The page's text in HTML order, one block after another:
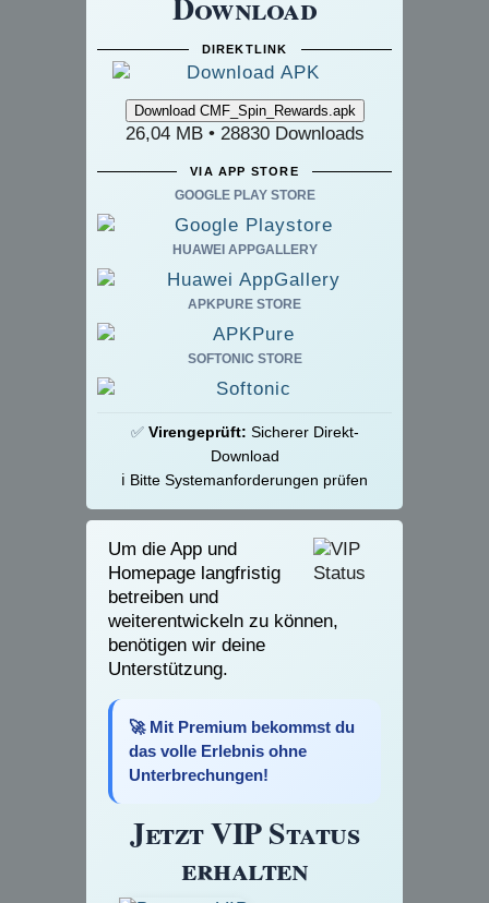
DIREKTLINK
26,04 MB • 28830 Downloads
VIA APP STORE
GOOGLE PLAY STORE
HUAWEI APPGALLERY
APKPURE STORE
SOFTONIC STORE
✅ Virengeprüft: Sicherer Direkt-
Download
ℹ️ Bitte Systemanforderungen prüfen
Um die App und
Homepage langfristig
betreiben und
weiterentwickeln zu können,
benötigen wir deine
Unterstützung.
🚀 Mit Premium bekommst du
das volle Erlebnis ohne
Unterbrechungen!
Jetzt VIP Status
erhalten